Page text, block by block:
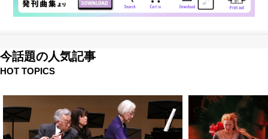
今話題の人気記事
HOT TOPICS